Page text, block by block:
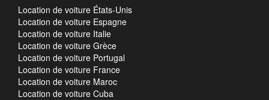
Location de voiture États-Unis
Location de voiture Espagne
Location de voiture Italie
Location de voiture Grèce
Location de voiture Portugal
Location de voiture France
Location de voiture Maroc
Location de voiture Cuba